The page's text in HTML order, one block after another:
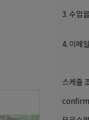
3. 수업
4. 이메
스케줄
confirm